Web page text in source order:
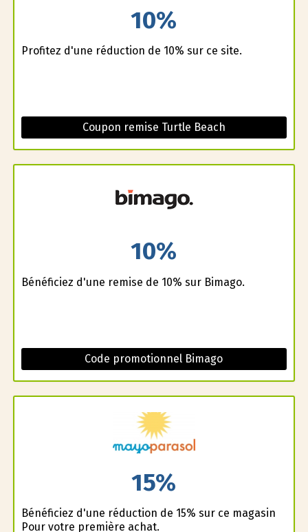
10%
Profitez d'une réduction de 10% sur ce site.
Coupon remise Turtle Beach
10%
Bénéficiez d'une remise de 10% sur Bimago.
Code promotionnel Bimago
15%
Bénéficiez d'une réduction de 15% sur ce magasin
Pour votre première achat.